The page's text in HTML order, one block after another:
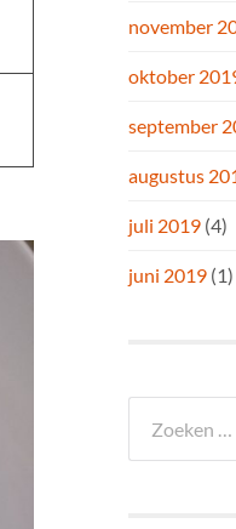
november
oktober
september
augustus
juli 2019 (4)
juni 2019 (1)
naar: